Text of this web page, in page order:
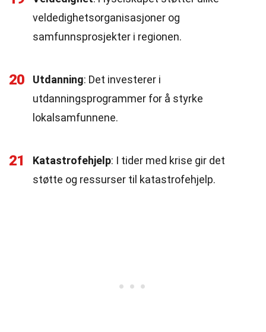
veldedighetsorganisasjoner og
samfunnsprosjekter i regionen.
20 Utdanning: Det investerer i
utdanningsprogrammer for å styrke
lokalsamfunnene.
21 Katastrofehjelp: I tider med krise gir det
støtte og ressurser til katastrofehjelp.